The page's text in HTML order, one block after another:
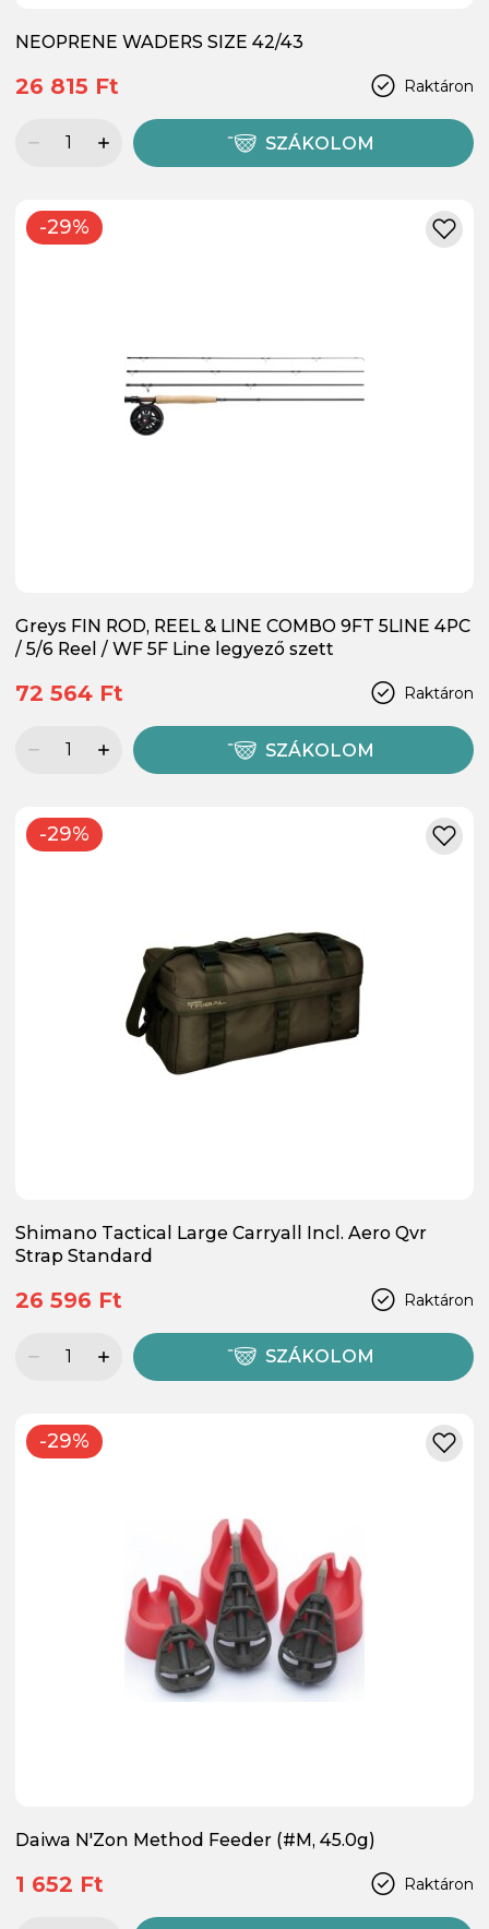
NEOPRENE WADERS SIZE 42/43
Raktáron
26 815 Ft
SZÁKOLOM
-29%
Greys FIN ROD, REEL & LINE COMBO 9FT 5LINE 4PC
/ 5/6 Reel / WF 5F Line legyező szett
Raktáron
72 564 Ft
SZÁKOLOM
-29%
Shimano Tactical Large Carryall Incl. Aero Qvr
Strap Standard
Raktáron
26 596 Ft
SZÁKOLOM
-29%
Daiwa N'Zon Method Feeder (#M, 45.0g)
Raktáron
1 652 Ft